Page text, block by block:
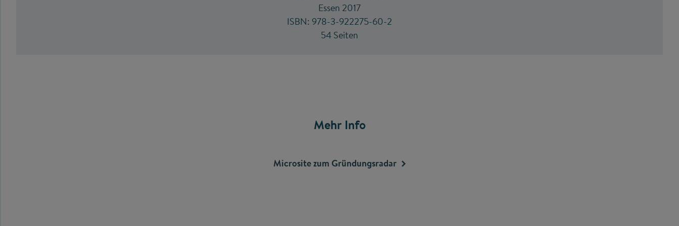
Essen 2017
ISBN: 978-3-922275-60-2
54 Seiten
Mehr Info
Microsite zum Gründungsradar